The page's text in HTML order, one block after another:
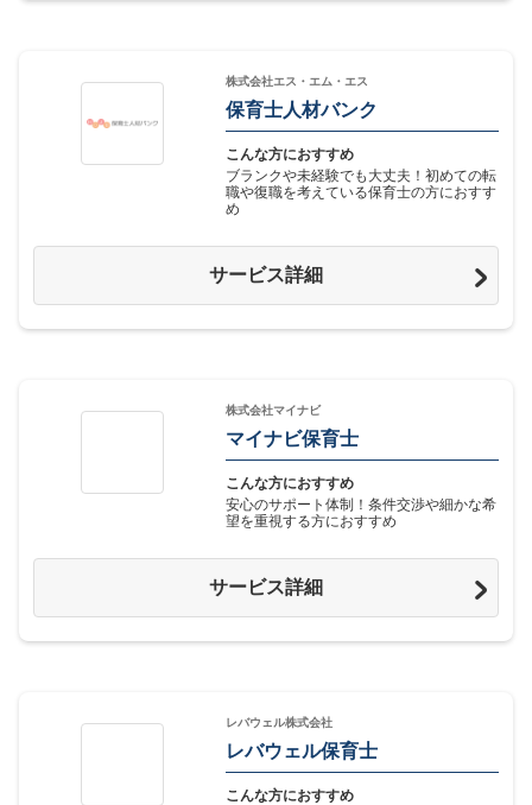
株式会社エス・エム・エス
保育士人材バンク
こんな方におすすめ
ブランクや未経験でも大丈夫！初めての転
職や復職を考えている保育士の方におすす
め
サービス詳細
株式会社マイナビ
マイナビ保育士
こんな方におすすめ
安心のサポート体制！条件交渉や細かな希
望を重視する方におすすめ
サービス詳細
レバウェル株式会社
レバウェル保育士
こんな方におすすめ